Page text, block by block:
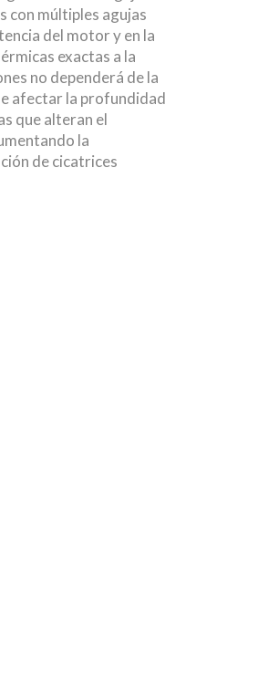
con múltiples agujas
del motor y en la
exactas a la
no dependerá de la
afectar la profundidad
que alteran el
la
de cicatrices